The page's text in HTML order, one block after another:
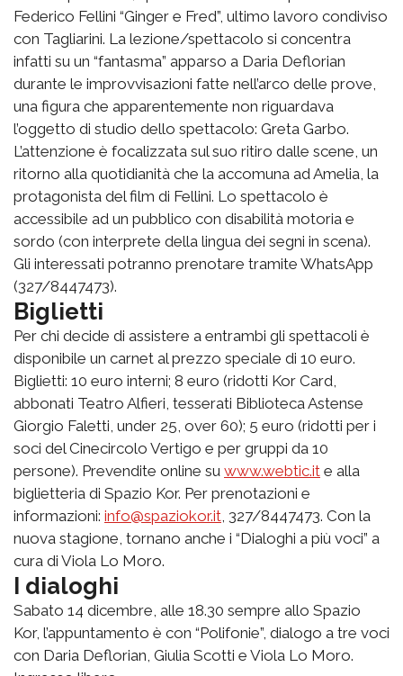
Federico Fellini “Ginger e Fred”, ultimo lavoro condiviso
con Tagliarini. La lezione/spettacolo si concentra
infatti su un “fantasma” apparso a Daria Deflorian
durante le improvvisazioni fatte nell’arco delle prove,
una figura che apparentemente non riguardava
l’oggetto di studio dello spettacolo: Greta Garbo.
L’attenzione è focalizzata sul suo ritiro dalle scene, un
ritorno alla quotidianità che la accomuna ad Amelia, la
protagonista del film di Fellini. Lo spettacolo è
accessibile ad un pubblico con disabilità motoria e
sordo (con interprete della lingua dei segni in scena).
Gli interessati potranno prenotare tramite WhatsApp
(327/8447473).
Biglietti
Per chi decide di assistere a entrambi gli spettacoli è
disponibile un carnet al prezzo speciale di 10 euro.
Biglietti: 10 euro interni; 8 euro (ridotti Kor Card,
abbonati Teatro Alfieri, tesserati Biblioteca Astense
Giorgio Faletti, under 25, over 60); 5 euro (ridotti per i
soci del Cinecircolo Vertigo e per gruppi da 10
persone). Prevendite online su www.webtic.it e alla
biglietteria di Spazio Kor. Per prenotazioni e
informazioni: info@spaziokor.it , 327/8447473. Con la
nuova stagione, tornano anche i “Dialoghi a più voci” a
cura di Viola Lo Moro.
I dialoghi
Sabato 14 dicembre, alle 18.30 sempre allo Spazio
Kor, l’appuntamento è con “Polifonie”, dialogo a tre voci
con Daria Deflorian, Giulia Scotti e Viola Lo Moro.